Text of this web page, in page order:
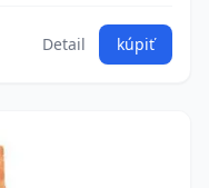
Detail kúpiť